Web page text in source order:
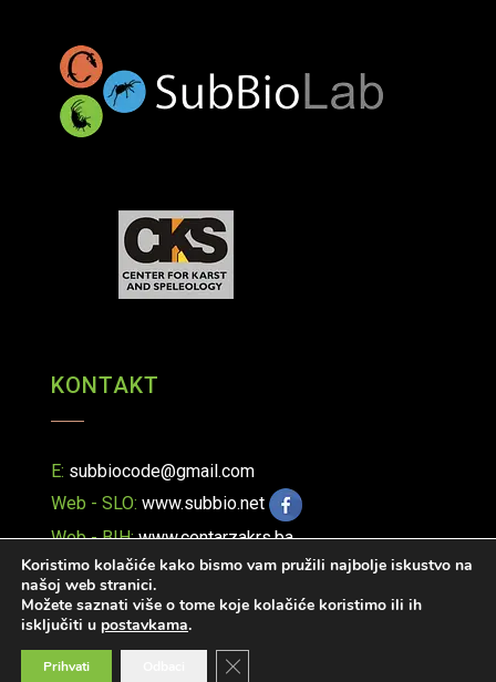
KONTAKT
E: subbiocode@gmail.com
Web - SLO:www.subbio.net
Web - BIH:www.centarzakrs.ba
© 2019 SubBIOCODE
Koristimo kolačiće kako bismo vam pružili najbolje iskustvo na
našoj web stranici.
Možete saznati više o tome koje kolačiće koristimo ili ih
isključiti u postavkama.
Prihvati Close GDPR Cookie Banner